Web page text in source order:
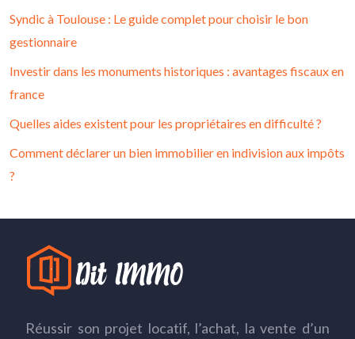
Syndic à Toulouse : Le guide complet pour choisir le bon
gestionnaire
Investir dans les monuments historiques : avantages fiscaux en
france
Quelles aides existent pour les propriétaires en difficulté ?
Comment déclarer un bien immobilier en indivision aux impôts
?
Réussir son projet locatif, l’achat, la vente d’un